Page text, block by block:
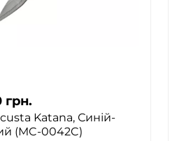
грн.
Katana, Синій-
(MC-0042C)